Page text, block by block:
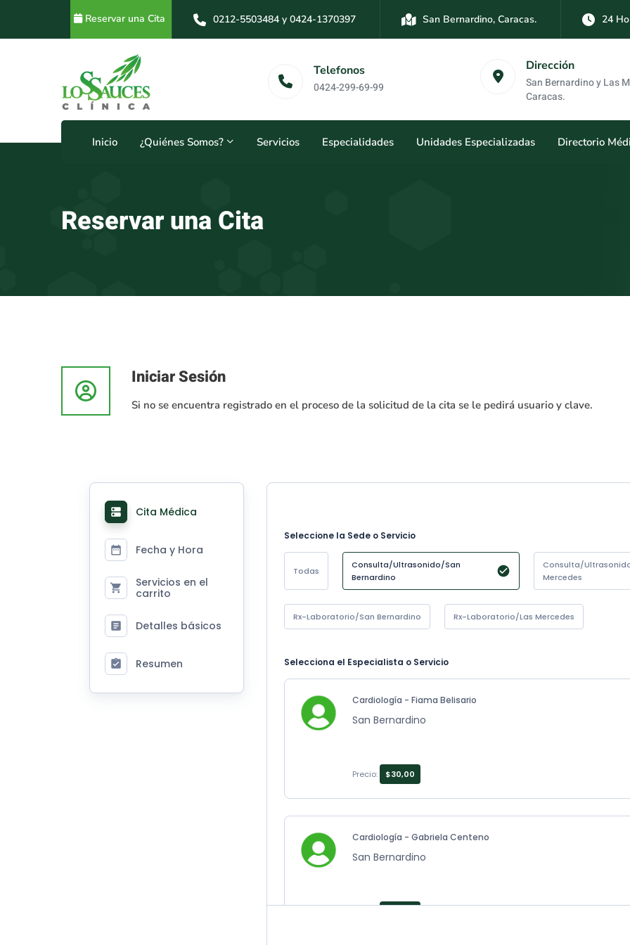
Reservar una Cita 0212-5503484 y 0424-1370397 San Bernardino, Caracas. 24
Las Mercedes, Caracas.
Horarios
24 Horas
Telefonos
0424-299-69-99
Dirección
San Bernardino y Las
Caracas.
Inicio ¿Quiénes Somos? Servicios Especialidades Unidades Especializadas Directorio
Reservar una Cita
Reservar
Cita
Iniciar Sesión
Si no se encuentra registrado en el proceso de la solicitud de la cita se le pedirá usuario y clave.
Cita Médica
Fecha y Hora
Servicios en el
carrito
Detalles básicos
Resumen
Seleccione la Sede o Servicio
Todas
Consulta/Ultrasonido/San
Bernardino
Consulta/
Mercedes
Rx-Laboratorio/San Bernardino Rx-Laboratorio/Las Mercedes
Selecciona el Especialista o Servicio
Cardiología - Fiama Belisario
San Bernardino
Precio: $30,00
Cardiología - Gabriela Centeno
San Bernardino